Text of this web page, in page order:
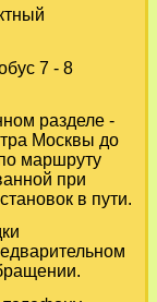
7 - 8
разделе -
Москвы до
маршруту
при
в пути.